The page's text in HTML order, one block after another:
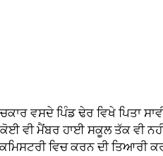
ਵਸਦੇ ਪਿੰਡ ਢੇਰ ਵਿਖੇ ਪਿਤਾ
ਵੀ ਮੈਂਬਰ ਹਾਈ ਸਕੂਲ ਤੱਕ ਵੀ
ਵਿਚ ਕਰਨ ਦੀ ਤਿਆਰੀ ਕਰ